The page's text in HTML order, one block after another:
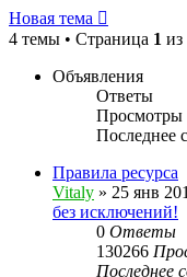
Новая тема
4 темы • Страница 1 из
Объявления
Ответы
Просмотры
Последнее
Правила ресурса
Vitaly » 25 янв
без исключений!
0 Ответы
130266
Последнее